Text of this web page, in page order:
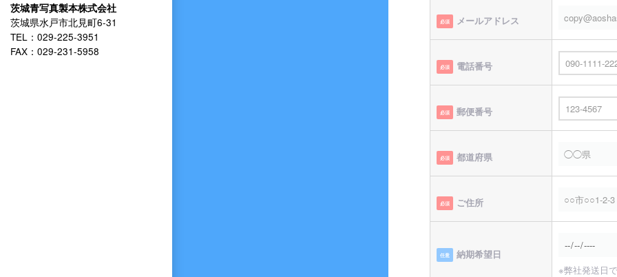
茨城青写真製本株式会社
茨城県水戸市北見町6-31
TEL：029-225-3951
FAX：029-231-5958
必須 メールアドレス
必須 電話番号
必須 郵便番号
必須 都道府県
必須 ご住所
任意
納期希望日
※弊社発送日